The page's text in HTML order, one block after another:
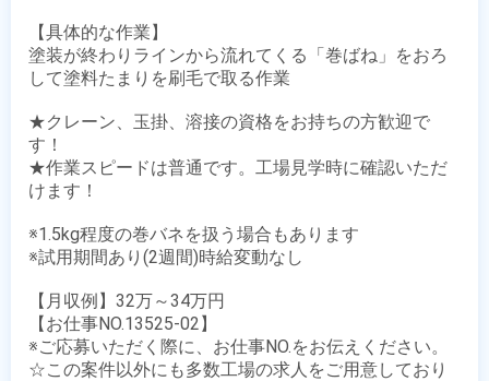
【具体的な作業】
塗装が終わりラインから流れてくる「巻ばね」をおろ
して塗料たまりを刷毛で取る作業
★クレーン、玉掛、溶接の資格をお持ちの方歓迎で
す！
★作業スピードは普通です。工場見学時に確認いただ
けます！
※1.5kg程度の巻バネを扱う場合もあります
※試用期間あり(2週間)時給変動なし
【月収例】32万～34万円
【お仕事NO.13525-02】
※ご応募いただく際に、お仕事NO.をお伝えください。
☆この案件以外にも多数工場の求人をご用意しており